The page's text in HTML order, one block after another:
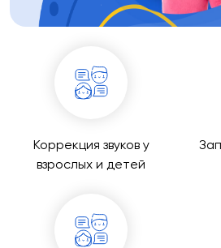
Коррекция звуков у
взрослых и детей